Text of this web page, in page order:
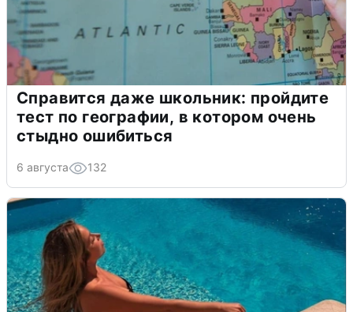
Справится даже школьник: пройдите
тест по географии, в котором очень
стыдно ошибиться
6 августа 132